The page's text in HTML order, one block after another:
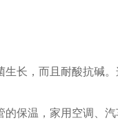
长，而且耐酸抗碱
保温，家用空调、